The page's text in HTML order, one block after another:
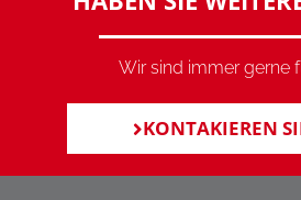
Wir sind immer gerne
KONTAKIEREN